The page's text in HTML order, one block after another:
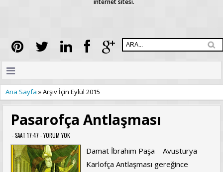
internet sitesi.
Ana Sayfa »Arşiv İçin Eylül 2015
Pasarofça Antlaşması
- SAAT 17:47 -YORUM YOK
Damat İbrahim Paşa Avusturya
Karlofça Antlaşması gereğince